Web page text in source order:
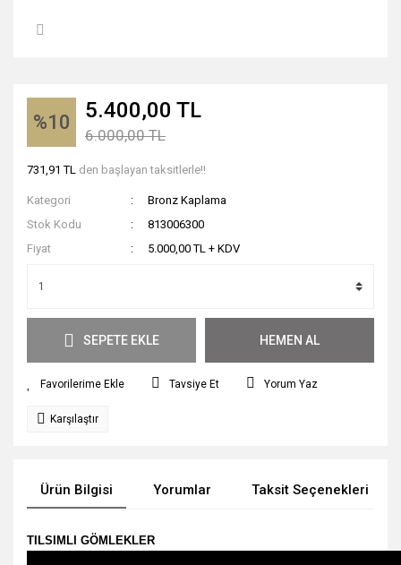
%10 5.400,00 TL
6.000,00 TL
731,91 TL den başlayan taksitlerle!!
Kategori
Bronz Kaplama
Stok Kodu
813006300
Fiyat
5.000,00 TL + KDV
SEPETE EKLE HEMEN AL
Tavsiye Et Yorum Yaz
Karşılaştır
Ürün Bilgisi Yorumlar Taksit Seçenekleri
TILSIMLI GÖMLEKLER